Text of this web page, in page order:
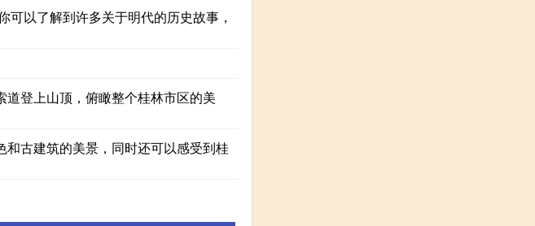
以了解到许多关于明代的历史故事，
登上山顶，俯瞰整个桂林市区的美
古建筑的美景，同时还可以感受到桂